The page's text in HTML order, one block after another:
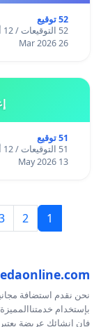
52 توقيع
52 التوقيعات / 12 أشهر
26 Mar 2026
51 توقيع
51 التوقيعات / 12 أشهر
13 May 2026
1
2
نحن نقدم استضافة
بإستخدام
فإن إنشائك عريضة